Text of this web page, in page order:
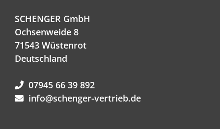
SCHENGER GmbH
Ochsenweide 8
71543 Wüstenrot
Deutschland
07945 66 39 892
info@schenger-vertrieb.de